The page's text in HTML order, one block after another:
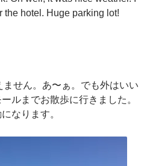
the hotel. Huge parking lot!
せん。あ〜ぁ。でも外はいい
ルまでお散歩に行きました。
なります。